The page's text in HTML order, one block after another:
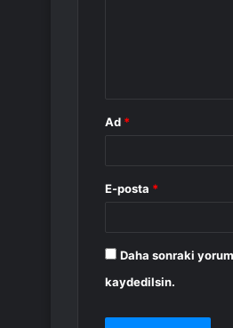
Ad *
E-posta *
Daha sonraki
kaydedilsin.